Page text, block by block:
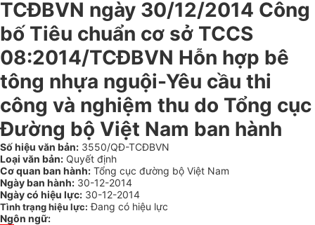
TCĐBVN ngày 30/12/2014 Công
bố Tiêu chuẩn cơ sở TCCS
08:2014/TCĐBVN Hỗn hợp bê
tông nhựa nguội-Yêu cầu thi
công và nghiệm thu do Tổng cục
Đường bộ Việt Nam ban hành
Số hiệu văn bản: 3550/QĐ-TCĐBVN
Loại văn bản: Quyết định
Cơ quan ban hành: Tổng cục đường bộ Việt Nam
Ngày ban hành: 30-12-2014
Ngày có hiệu lực: 30-12-2014
Tình trạng hiệu lực: Đang có hiệu lực
Ngôn ngữ: